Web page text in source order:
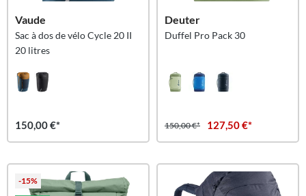
Vaude
Sac à dos de vélo Cycle 20 II
20 litres
150,00 €*
Deuter
Duffel Pro Pack 30
150,00 €* 127,50 €*
-15%